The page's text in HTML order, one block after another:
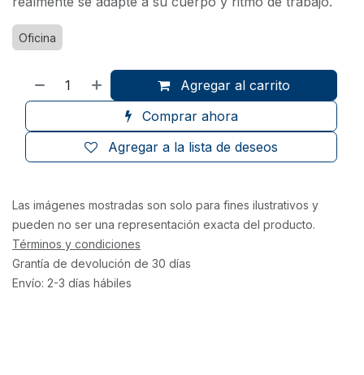
Oficina
Agregar al carrito
Comprar ahora
Agregar a la lista de deseos
Las imágenes mostradas son solo para fines ilustrativos y
pueden no ser una representación exacta del producto.
Términos y condiciones
Grantía de devolución de 30 días
Envío: 2-3 días hábiles